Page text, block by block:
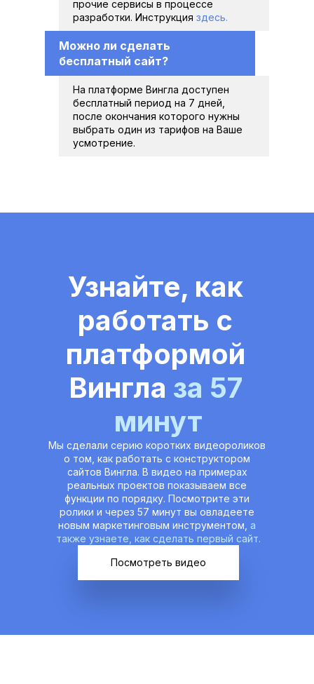
прочие сервисы в процессе
разработки. Инструкция здесь.
Можно ли сделать
бесплатный сайт?
На платформе Вингла доступен
бесплатный период на 7 дней,
после окончания которого нужны
выбрать один из тарифов на Ваше
усмотрение.
Узнайте, как
работать с
платформой
Вингла за 57
минут
Мы сделали серию коротких видеороликов
о том, как работать с конструктором
сайтов Вингла. В видео на примерах
реальных проектов показываем все
функции по порядку. Посмотрите эти
ролики и через 57 минут вы овладеете
новым маркетинговым инструментом, а
также узнаете, как сделать первый сайт.
Посмотреть видео